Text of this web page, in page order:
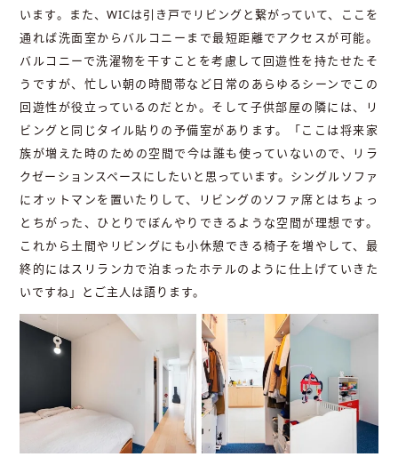
います。また、WICは引き戸でリビングと繋がっていて、ここを
通れば洗面室からバルコニーまで最短距離でアクセスが可能。
バルコニーで洗濯物を干すことを考慮して回遊性を持たせたそ
うですが、忙しい朝の時間帯など日常のあらゆるシーンでこの
回遊性が役立っているのだとか。そして子供部屋の隣には、リ
ビングと同じタイル貼りの予備室があります。「ここは将来家
族が増えた時のための空間で今は誰も使っていないので、リラ
クゼーションスペースにしたいと思っています。シングルソファ
にオットマンを置いたりして、リビングのソファ席とはちょっ
とちがった、ひとりでぼんやりできるような空間が理想です。
これから土間やリビングにも小休憩できる椅子を増やして、最
終的にはスリランカで泊まったホテルのように仕上げていきた
いですね」とご主人は語ります。